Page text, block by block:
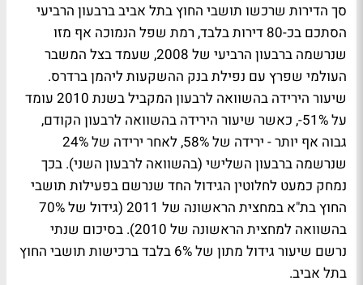
סך הדירות שרכשו תושבי החוץ בתל אביב ברבעון הרביעי
הסתכם בכ-80 דירות בלבד, רמת שפל הנמוכה אף מזו
שנרשמה ברבעון הרביעי של 2008, שעמד בצל המשבר
העולמי שפרץ עם נפילת בנק ההשקעות ליהמן ברדרס.
שיעור הירידה בהשוואה לרבעון המקביל בשנת 2010 עומד
על 51%-, כאשר שיעור הירידה בהשוואה לרבעון הקודם,
גבוה אף יותר - ירידה של 58%, לאחר ירידה של 24%
שנרשמה ברבעון השלישי (בהשוואה לרבעון השני). בכך
נמחק כמעט לחלוטין הגידול החד שנרשם בפעילות תושבי
החוץ בת"א במחצית הראשונה של 2011 (גידול של 70%
בהשוואה למחצית הראשונה של 2010). בסיכום שנתי
נרשם שיעור גידול מתון של 6% בלבד ברכישות תושבי החוץ
בתל אביב.